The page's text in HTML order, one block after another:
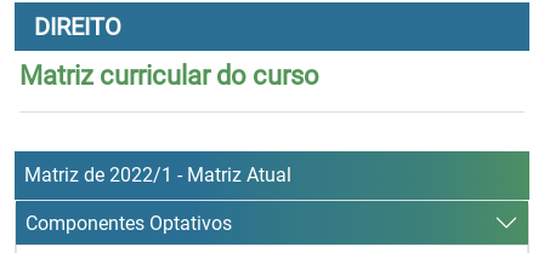
DIREITO
Matriz curricular do curso
Matriz de 2022/1 - Matriz Atual
Componentes Optativos